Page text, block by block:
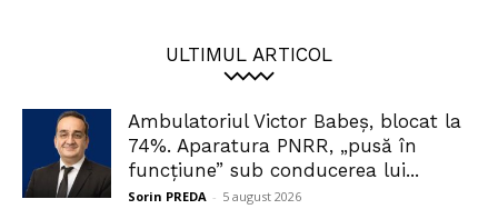
ULTIMUL ARTICOL
Ambulatoriul Victor Babeș, blocat la
74%. Aparatura PNRR, „pusă în
funcțiune” sub conducerea lui...
Sorin PREDA - 5 august 2026